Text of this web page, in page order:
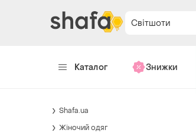
Світшоти
Каталог Знижки
Shafa.ua
Жіночий одяг